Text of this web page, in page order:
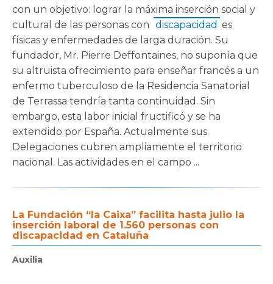
con un objetivo: lograr la máxima inserción social y
cultural de las personas con discapacidad es
físicas y enfermedades de larga duración. Su
fundador, Mr. Pierre Deffontaines, no suponía que
su altruista ofrecimiento para enseñar francés a un
enfermo tuberculoso de la Residencia Sanatorial
de Terrassa tendría tanta continuidad. Sin
embargo, esta labor inicial fructificó y se ha
extendido por España. Actualmente sus
Delegaciones cubren ampliamente el territorio
nacional. Las actividades en el campo ...
La Fundación “la Caixa” facilita hasta julio la
inserción laboral de 1.560 personas con
discapacidad en Cataluña
Auxilia